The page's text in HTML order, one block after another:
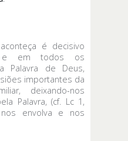
é decisivo
e em todos os
Palavra de Deus,
importantes da
deixando-nos
Palavra, (cf. Lc 1,
envolva e nos